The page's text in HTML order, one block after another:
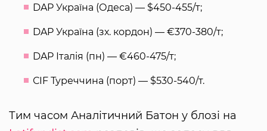
DAP Україна (Одеса) — $450-455/т;
DAP Україна (зх. кордон) — €370-380/т;
DAP Італія (пн) — €460-475/т;
СIF Туреччина (порт) — $530-540/т.
Тим часом Аналітичний Батон у блозі на